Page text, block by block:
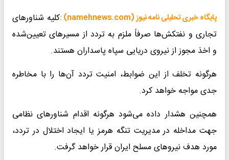
پایگاه خبری تحلیلی نامه نیوز (namehnews.com) :
کلیه شناورهای
تجاری و نفتکش‌ها صرفاً ملزم به تردد از مسیرهای تعیین‌شده
و اخذ مجوز از نیروی دریایی سپاه پاسداران هستند.
هرگونه تخلف از این ضوابط، امنیت تردد آن‌ها را با مخاطره
جدی مواجه خواهد کرد.
همچنین هشدار داده می‌شود هرگونه اقدام شناورهای نظامی
جهت مداخله در مدیریت تنگه هرمز یا ایجاد اختلال در تردد،
مورد هدف نیروهای مسلح ایران قرار خواهد گرفت.